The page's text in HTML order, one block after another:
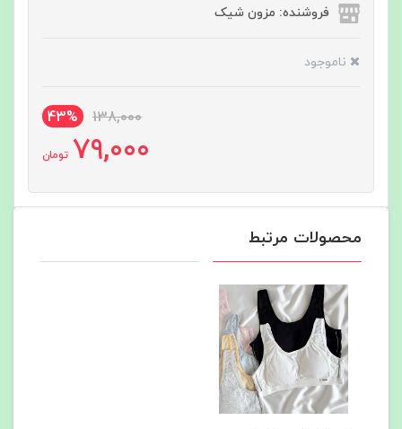
فروشنده: مزون شیک
ناموجود
138,000
43%
79,000 تومان
محصولات مرتبط